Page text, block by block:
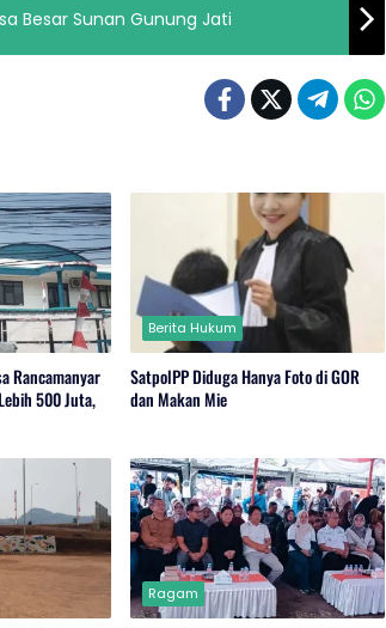
Besar Sunan Gunung Jati
Rancamanyar
500 Juta,
Berita Hukum
SatpolPP Diduga Hanya Foto di GOR
dan Makan Mie
Ragam